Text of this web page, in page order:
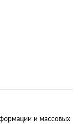
и массовых